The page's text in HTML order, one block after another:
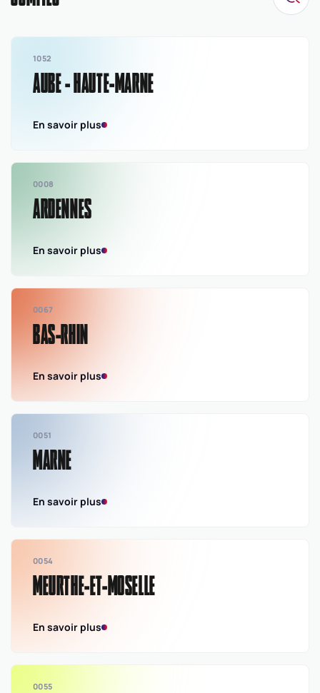
Amicale
groupe
1052
AUBE - HAUTE-MARNE
En savoir plus
0008
ARDENNES
En savoir plus
0067
BAS-RHIN
En savoir plus
0051
MARNE
En savoir plus
0054
MEURTHE-ET-MOSELLE
En savoir plus
0055